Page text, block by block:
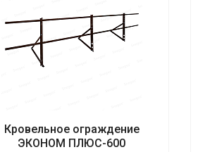
Кровельное ограждение
ЭКОНОМ ПЛЮС-600